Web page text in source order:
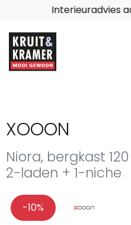
XOOON
Niora, bergkast
2-laden + 1-niche
-10%